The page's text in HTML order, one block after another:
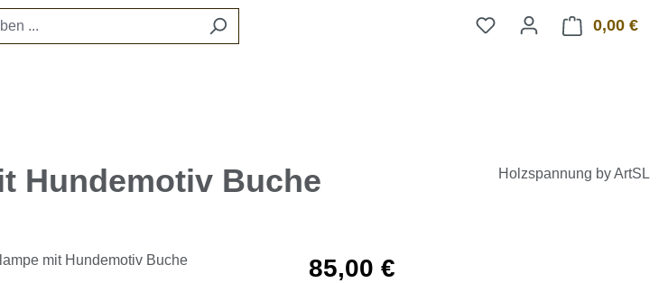
0,00 €
Hundemotiv Buche Holzspannung by ArtSL
Regulärer Preis:
85,00 €